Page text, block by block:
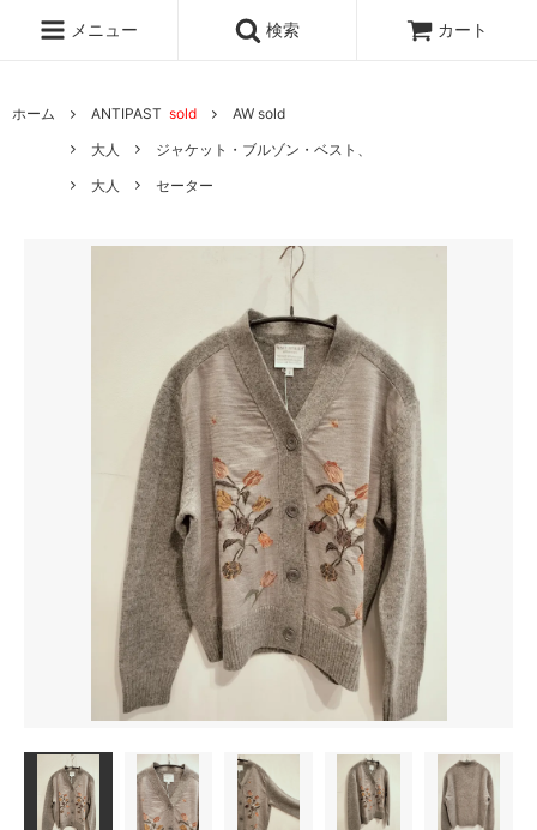
メニュー 検索 カート
ホーム ANTIPAST sold
AW sold
大人
ジャケット・ブルゾン・ベスト、
大人
セーター